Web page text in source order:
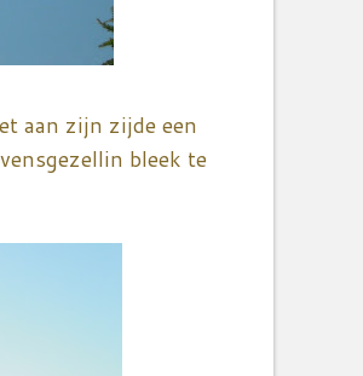
aan zijn zijde een
bleek te